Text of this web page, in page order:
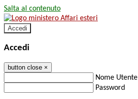
Salta al contenuto
Accedi
Accedi
button close ×
Nome Utente
Password